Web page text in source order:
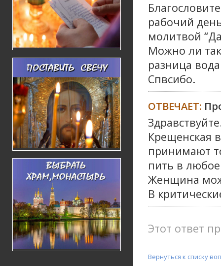
рабочий
молитвой
Можно ли
разница
Спвсибо.
ОТВЕЧАЕТ:
Крещенская
принимают
пить в
Женщина
В
Этот ответ
Вернуться к списку